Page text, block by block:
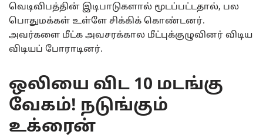
வெடிவிபத்தின் இடிபாடுகளால் மூடப்பட்டதால், பல
பொதுமக்கள் உள்ளே சிக்கிக் கொண்டனர்.
அவர்களை மீட்க அவசரக்கால மீட்புக்குழுவினர் விடிய
விடியப் போராடினர்.
ஒலியை விட 10 மடங்கு
வேகம்! நடுங்கும்
உக்ரைன்